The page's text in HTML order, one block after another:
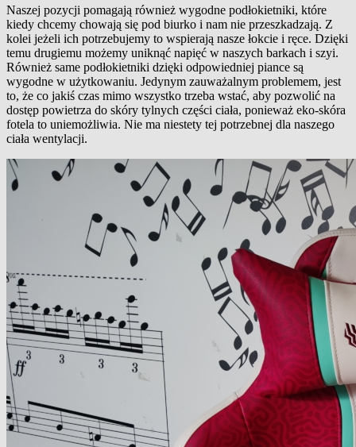
Naszej pozycji pomagają również wygodne podłokietniki, które
kiedy chcemy chowają się pod biurko i nam nie przeszkadzają. Z
kolei jeżeli ich potrzebujemy to wspierają nasze łokcie i ręce. Dzięki
temu drugiemu możemy uniknąć napięć w naszych barkach i szyi.
Również same podłokietniki dzięki odpowiedniej piance są
wygodne w użytkowaniu. Jedynym zauważalnym problemem, jest
to, że co jakiś czas mimo wszystko trzeba wstać, aby pozwolić na
dostęp powietrza do skóry tylnych części ciała, ponieważ eko-skóra
fotela to uniemożliwia. Nie ma niestety tej potrzebnej dla naszego
ciała wentylacji.